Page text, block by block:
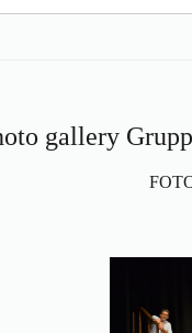
gallery